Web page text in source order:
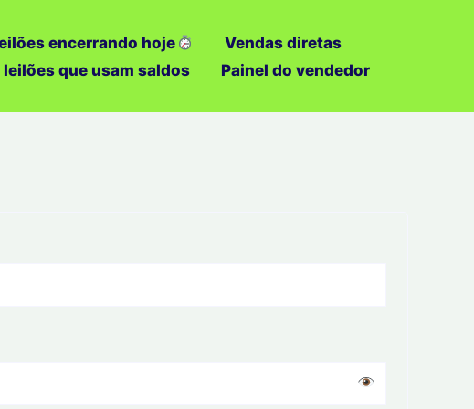
encerrando hoje
Vendas diretas
leilões que usam saldos Painel do vendedor